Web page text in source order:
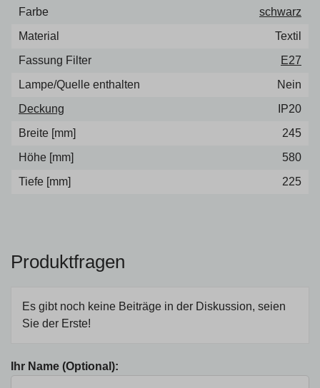
Farbe
schwarz
Material
Textil
Fassung Filter
E27
Lampe/Quelle enthalten
Nein
Deckung
IP20
Breite [mm]
245
Höhe [mm]
580
Tiefe [mm]
225
Produktfragen
Es gibt noch keine Beiträge in der Diskussion, seien
Sie der Erste!
Ihr Name (Optional):